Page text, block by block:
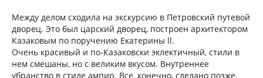
Между делом сходила на экскурсию в Петровский путевой
дворец. Это был царский дворец, построен архитектором
Казаковым по поручению Екатерины ll.
Очень красивый и по-Казаковски эклектичный, стили в
нем смешаны, но с великим вкусом. Внутреннее
убранство в стиле ампир. Все, конечно, сделано позже,